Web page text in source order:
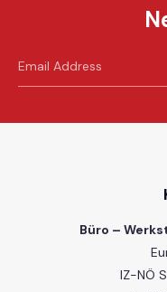
Büro –
IZ-NÖ